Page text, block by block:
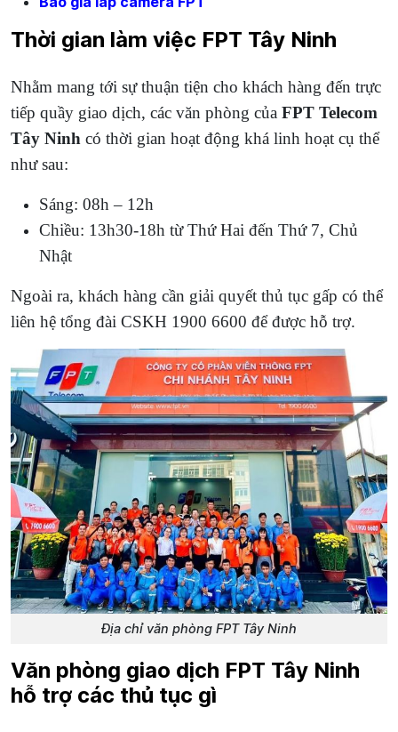
Thời gian làm việc FPT Tây Ninh
Nhằm mang tới sự thuận tiện cho khách hàng đến trực
tiếp quầy giao dịch, các văn phòng của FPT Telecom
Tây Ninh có thời gian hoạt động khá linh hoạt cụ thể
như sau:
Sáng: 08h – 12h
Chiều: 13h30-18h từ Thứ Hai đến Thứ 7, Chủ
Nhật
Ngoài ra, khách hàng cần giải quyết thủ tục gấp có thể
liên hệ tổng đài CSKH 1900 6600 để được hỗ trợ.
Địa chỉ văn phòng FPT Tây Ninh
Văn phòng giao dịch FPT Tây Ninh
hỗ trợ các thủ tục gì